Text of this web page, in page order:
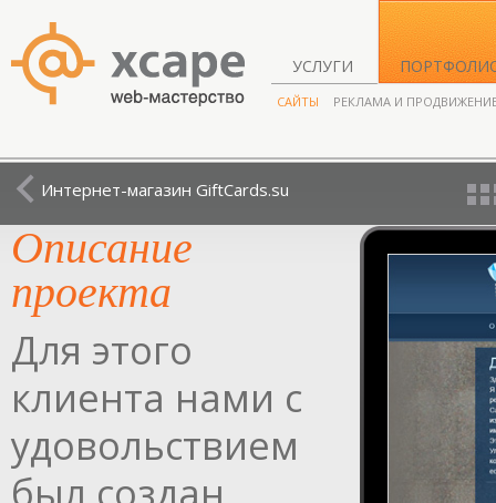
УСЛУГИ
САЙТЫ РЕКЛАМА И
Интернет-магазин GiftCards.su
Описание
проекта
Для этого
клиента нами с
удовольствием
был создан